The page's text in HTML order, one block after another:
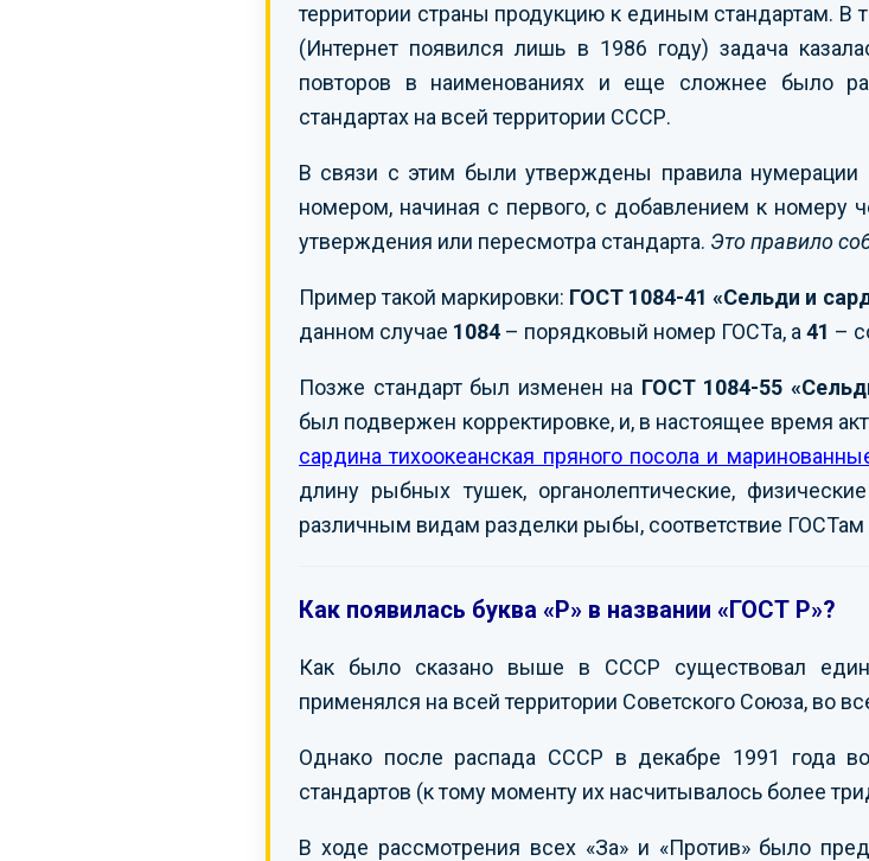
территории страны продукцию к единым стандартам. В
(Интернет появился лишь в 1986 году) задача
повторов в наименованиях и еще сложнее было
стандартах на всей территории СССР.
В связи с этим были утверждены правила нумерации
номером, начиная с первого, с добавлением к номеру
утверждения или пересмотра стандарта. Это правило
Пример такой маркировки: ГОСТ 1084-41 «Сельди и
данном случае 1084 – порядковый номер ГОСТа, а 41 –
Позже стандарт был изменен на ГОСТ 1084-55
был подвержен корректировке, и, в настоящее время
сардина тихоокеанская пряного посола и
длину рыбных тушек, органолептические,
различным видам разделки рыбы, соответствие ГОСТам
Как появилась буква «Р» в названии «ГОСТ Р»?
Как было сказано выше в СССР существовал
применялся на всей территории Советского Союза, во
Однако после распада СССР в декабре 1991 года
стандартов (к тому моменту их насчитывалось более
В ходе рассмотрения всех «За» и «Против» было